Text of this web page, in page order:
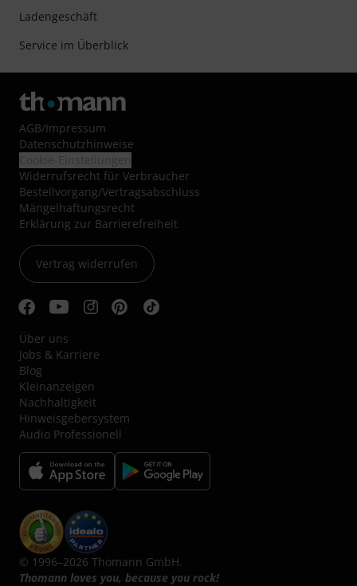
Ladengeschäft
Service im Überblick
AGB/Impressum
Datenschutzhinweise
Widerrufsrecht für Verbraucher
Bestellvorgang/Vertragsabschluss
Mängelhaftungsrecht
Erklärung zur Barrierefreiheit
Vertrag widerrufen
Über uns
Jobs & Karriere
Blog
Kleinanzeigen
Nachhaltigkeit
Hinweisgebersystem
Audio Professionell
© 1996–2026 Thomann GmbH.
Thomann loves you, because you rock!